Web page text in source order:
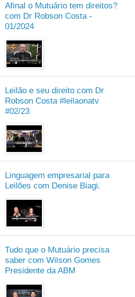
Afinal o Mutuário tem direitos?
com Dr Robson Costa -
01/2024
Leilão e seu direito com Dr
Robson Costa #leilaonatv
#02/23
Linguagem empresarial para
Leilões com Denise Biagi.
Tudo que o Mutuário precisa
saber com Wilson Gomes
Presidente da ABM